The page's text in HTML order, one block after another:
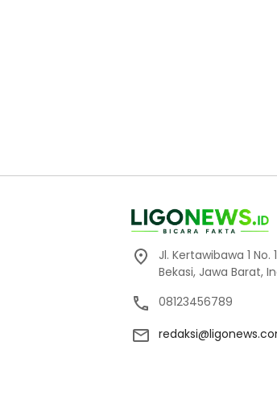
Jl. Kertawibawa 1 No.
Bekasi, Jawa Barat,
08123456789